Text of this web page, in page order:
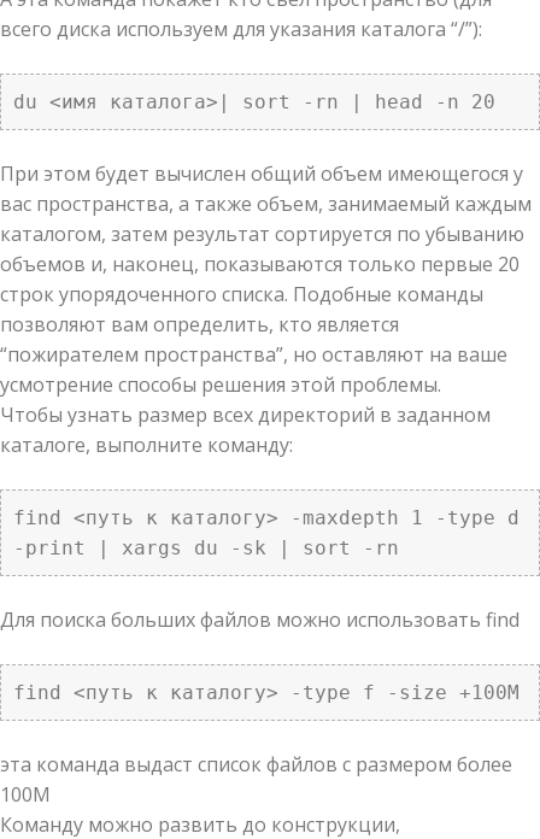
всего диска используем для указания каталога “/”):
du <имя каталога>| sort -rn | head -n 20
При этом будет вычислен общий объем имеющегося у
вас пространства, а также объем, занимаемый каждым
каталогом, затем результат сортируется по убыванию
объемов и, наконец, показываются только первые 20
строк упорядоченного списка. Подобные команды
позволяют вам определить, кто является
“пожирателем пространства”, но оставляют на ваше
усмотрение способы решения этой проблемы.
Чтобы узнать размер всех директорий в заданном
каталоге, выполните команду:
find <путь к каталогу> -maxdepth 1 -type d
-print | xargs du -sk | sort -rn
Для поиска больших файлов можно использовать find
find <путь к каталогу> -type f -size +100M
эта команда выдаст список файлов с размером более
100М
Команду можно развить до конструкции,